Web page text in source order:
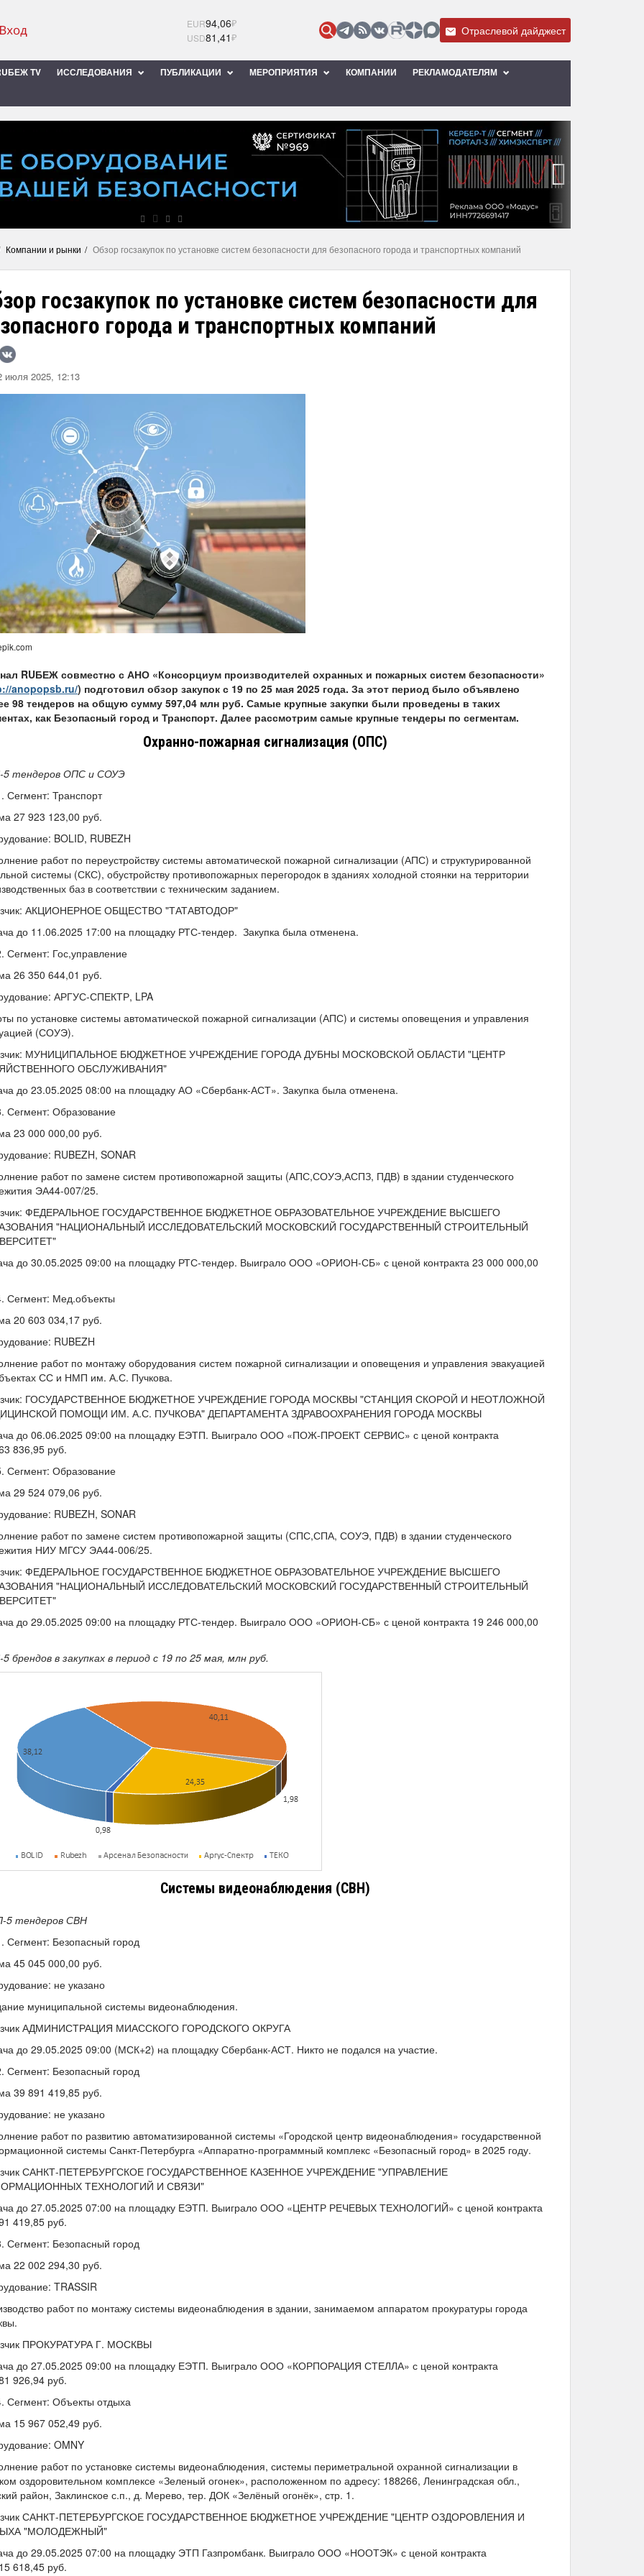
EUR94,06₽
USD81,41₽ Отраслевой дайджест
TV ИССЛЕДОВАНИЯ ПУБЛИКАЦИИ МЕРОПРИЯТИЯ КОМПАНИИ
РЕКЛАМОДАТЕЛЯМ
Компании и рынки Обзор госзакупок по установке систем безопасности для безопасного города и транспортных компаний
госзакупок по установке систем безопасности для
города и транспортных компаний
июля 2025, 12:13
RUБЕЖ совместно с АНО «Консорциум производителей охранных и пожарных систем безопасности»
anopopsb.ru/) подготовил обзор закупок с 19 по 25 мая 2025 года. За этот период было объявлено
98 тендеров на общую сумму 597,04 млн руб. Самые крупные закупки были проведены в таких
как Безопасный город и Транспорт. Далее рассмотрим самые крупные тендеры по сегментам.
Охранно-пожарная сигнализация (ОПС)
тендеров ОПС и СОУЭ
Сегмент: Транспорт
27 923 123,00 руб.
BOLID, RUBEZH
работ по переустройству системы автоматической пожарной сигнализации (АПС) и структурированной
системы (СКС), обустройству противопожарных перегородок в зданиях холодной стоянки на территории
баз в соответствии с техническим заданием.
АКЦИОНЕРНОЕ ОБЩЕСТВО "ТАТАВТОДОР"
до 11.06.2025 17:00 на площадку РТС-тендер. Закупка была отменена.
Сегмент: Гос,управление
26 350 644,01 руб.
АРГУС-СПЕКТР, LPA
по установке системы автоматической пожарной сигнализации (АПС) и системы оповещения и управления
(СОУЭ).
МУНИЦИПАЛЬНОЕ БЮДЖЕТНОЕ УЧРЕЖДЕНИЕ ГОРОДА ДУБНЫ МОСКОВСКОЙ ОБЛАСТИ "ЦЕНТР
ОБСЛУЖИВАНИЯ"
до 23.05.2025 08:00 на площадку АО «Сбербанк-АСТ». Закупка была отменена.
Сегмент: Образование
23 000 000,00 руб.
RUBEZH, SONAR
работ по замене систем противопожарной защиты (АПС,СОУЭ,АСПЗ, ПДВ) в здании студенческого
ЭА44-007/25.
ФЕДЕРАЛЬНОЕ ГОСУДАРСТВЕННОЕ БЮДЖЕТНОЕ ОБРАЗОВАТЕЛЬНОЕ УЧРЕЖДЕНИЕ ВЫСШЕГО
"НАЦИОНАЛЬНЫЙ ИССЛЕДОВАТЕЛЬСКИЙ МОСКОВСКИЙ ГОСУДАРСТВЕННЫЙ СТРОИТЕЛЬНЫЙ
до 30.05.2025 09:00 на площадку РТС-тендер. Выиграло ООО «ОРИОН-СБ» с ценой контракта 23 000 000,00
Сегмент: Мед.объекты
20 603 034,17 руб.
RUBEZH
работ по монтажу оборудования систем пожарной сигнализации и оповещения и управления эвакуацией
СС и НМП им. А.С. Пучкова.
ГОСУДАРСТВЕННОЕ БЮДЖЕТНОЕ УЧРЕЖДЕНИЕ ГОРОДА МОСКВЫ "СТАНЦИЯ СКОРОЙ И НЕОТЛОЖНОЙ
ПОМОЩИ ИМ. А.С. ПУЧКОВА" ДЕПАРТАМЕНТА ЗДРАВООХРАНЕНИЯ ГОРОДА МОСКВЫ
до 06.06.2025 09:00 на площадку ЕЭТП. Выиграло ООО «ПОЖ-ПРОЕКТ СЕРВИС» с ценой контракта
836,95 руб.
Сегмент: Образование
29 524 079,06 руб.
RUBEZH, SONAR
работ по замене систем противопожарной защиты (СПС,СПА, СОУЭ, ПДВ) в здании студенческого
НИУ МГСУ ЭА44-006/25.
ФЕДЕРАЛЬНОЕ ГОСУДАРСТВЕННОЕ БЮДЖЕТНОЕ ОБРАЗОВАТЕЛЬНОЕ УЧРЕЖДЕНИЕ ВЫСШЕГО
"НАЦИОНАЛЬНЫЙ ИССЛЕДОВАТЕЛЬСКИЙ МОСКОВСКИЙ ГОСУДАРСТВЕННЫЙ СТРОИТЕЛЬНЫЙ
до 29.05.2025 09:00 на площадку РТС-тендер. Выиграло ООО «ОРИОН-СБ» с ценой контракта 19 246 000,00
брендов в закупках в период с 19 по 25 мая, млн руб.
Системы видеонаблюдения (СВН)
5 тендеров СВН
Сегмент: Безопасный город
45 045 000,00 руб.
не указано
муниципальной системы видеонаблюдения.
АДМИНИСТРАЦИЯ МИАССКОГО ГОРОДСКОГО ОКРУГА
до 29.05.2025 09:00 (МСК+2) на площадку Сбербанк-АСТ. Никто не подался на участие.
Сегмент: Безопасный город
39 891 419,85 руб.
не указано
работ по развитию автоматизированной системы «Городской центр видеонаблюдения» государственной
системы Санкт-Петербурга «Аппаратно-программный комплекс «Безопасный город» в 2025 году.
САНКТ-ПЕТЕРБУРГСКОЕ ГОСУДАРСТВЕННОЕ КАЗЕННОЕ УЧРЕЖДЕНИЕ "УПРАВЛЕНИЕ
ТЕХНОЛОГИЙ И СВЯЗИ"
до 27.05.2025 07:00 на площадку ЕЭТП. Выиграло ООО «ЦЕНТР РЕЧЕВЫХ ТЕХНОЛОГИЙ» с ценой контракта
419,85 руб.
Сегмент: Безопасный город
22 002 294,30 руб.
TRASSIR
работ по монтажу системы видеонаблюдения в здании, занимаемом аппаратом прокуратуры города
ПРОКУРАТУРА Г. МОСКВЫ
до 27.05.2025 09:00 на площадку ЕЭТП. Выиграло ООО «КОРПОРАЦИЯ СТЕЛЛА» с ценой контракта
926,94 руб.
Сегмент: Объекты отдыха
15 967 052,49 руб.
OMNY
работ по установке системы видеонаблюдения, системы периметральной охранной сигнализации в
оздоровительном комплексе «Зеленый огонек», расположенном по адресу: 188266, Ленинградская обл.,
район, Заклинское с.п., д. Мерево, тер. ДОК «Зелёный огонёк», стр. 1.
САНКТ-ПЕТЕРБУРГСКОЕ ГОСУДАРСТВЕННОЕ БЮДЖЕТНОЕ УЧРЕЖДЕНИЕ "ЦЕНТР ОЗДОРОВЛЕНИЯ И
"МОЛОДЕЖНЫЙ"
до 29.05.2025 07:00 на площадку ЭТП Газпромбанк. Выиграло ООО «НООТЭК» с ценой контракта
618,45 руб.